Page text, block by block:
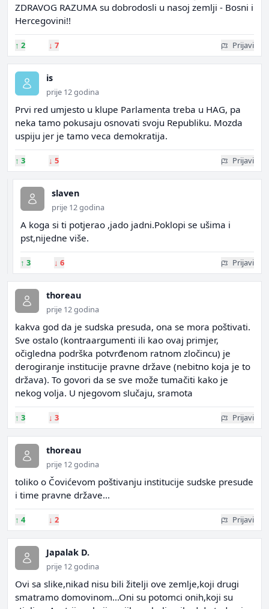
ZDRAVOG RAZUMA su dobrodosli u nasoj zemlji - Bosni i
Hercegovini!!
↑ 2 ↓ 7 Prijavi
is
prije 12 godina
Prvi red umjesto u klupe Parlamenta treba u HAG, pa
neka tamo pokusaju osnovati svoju Republiku. Mozda
uspiju jer je tamo veca demokratija.
↑ 3 ↓ 5 Prijavi
slaven
prije 12 godina
A koga si ti potjerao ,jado jadni.Poklopi se ušima i
pst,nijedne više.
↑ 3 ↓ 6 Prijavi
thoreau
prije 12 godina
kakva god da je sudska presuda, ona se mora poštivati.
Sve ostalo (kontraargumenti ili kao ovaj primjer,
očigledna podrška potvrđenom ratnom zločincu) je
derogiranje institucije pravne države (nebitno koja je to
država). To govori da se sve može tumačiti kako je
nekog volja. U njegovom slučaju, sramota
↑ 3 ↓ 3 Prijavi
thoreau
prije 12 godina
toliko o Čovićevom poštivanju institucije sudske presude
i time pravne države...
↑ 4 ↓ 2 Prijavi
Japalak D.
prije 12 godina
Ovi sa slike,nikad nisu bili žitelji ove zemlje,koji drugi
smatramo domovinom...Oni su potomci onih,koji su